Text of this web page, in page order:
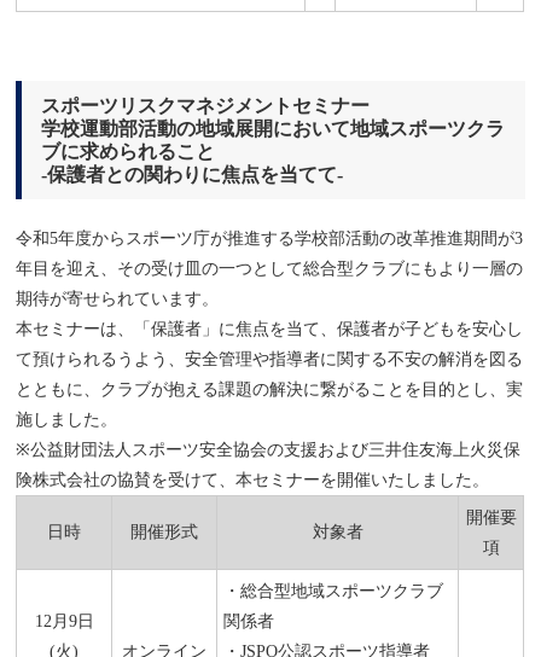
スポーツリスクマネジメントセミナー
学校運動部活動の地域展開において地域スポーツクラ
ブに求められること
-保護者との関わりに焦点を当てて-
令和5年度からスポーツ庁が推進する学校部活動の改革推進期間が3
年目を迎え、その受け皿の一つとして総合型クラブにもより一層の
期待が寄せられています。
本セミナーは、「保護者」に焦点を当て、保護者が子どもを安心し
て預けられるうよう、安全管理や指導者に関する不安の解消を図る
とともに、クラブが抱える課題の解決に繋がることを目的とし、実
施しました。
※公益財団法人スポーツ安全協会の支援および三井住友海上火災保
険株式会社の協賛を受けて、本セミナーを開催いたしました。
日時 開催形式 対象者
開催要
項
12月9日
(火)
オンライン
・総合型地域スポーツクラブ
関係者
・JSPO公認スポーツ指導者